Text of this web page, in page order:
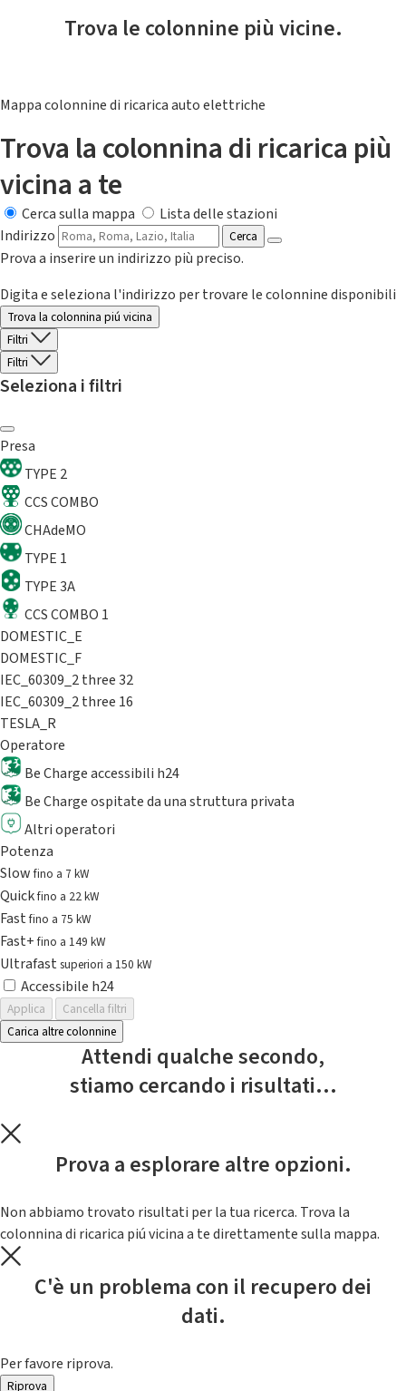
Trova le colonnine più vicine.
Mappa colonnine di ricarica auto elettriche
Trova la colonnina di ricarica più
vicina a te
Cerca sulla mappa
Lista delle stazioni
Indirizzo
Cerca
Prova a inserire un indirizzo più preciso.
Digita e seleziona l'indirizzo per trovare le colonnine disponibili
Trova la colonnina piú vicina
Filtri
Filtri
Seleziona i filtri
Presa
TYPE 2
CCS COMBO
CHAdeMO
TYPE 1
TYPE 3A
CCS COMBO 1
DOMESTIC_E
DOMESTIC_F
IEC_60309_2 three 32
IEC_60309_2 three 16
TESLA_R
Operatore
Be Charge accessibili h24
Be Charge ospitate da una struttura privata
Altri operatori
Potenza
Slowfino a 7 kW
Quickfino a 22 kW
Fastfino a 75 kW
Fast+fino a 149 kW
Ultrafast superiori a 150 kW
Accessibile h24
Applica
Cancella filtri
Carica altre colonnine
Attendi qualche secondo,
stiamo cercando i risultati...
Prova a esplorare altre opzioni.
Non abbiamo trovato risultati per la tua ricerca. Trova la
colonnina di ricarica piú vicina a te direttamente sulla mappa.
C'è un problema con il recupero dei
dati.
Per favore riprova.
Riprova